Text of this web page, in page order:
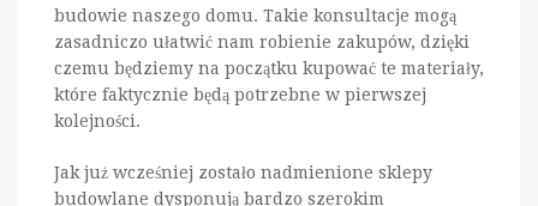
budowie naszego domu. Takie konsultacje mogą
zasadniczo ułatwić nam robienie zakupów, dzięki
czemu będziemy na początku kupować te materiały,
które faktycznie będą potrzebne w pierwszej
kolejności.
Jak już wcześniej zostało nadmienione sklepy
budowlane dysponują bardzo szerokim